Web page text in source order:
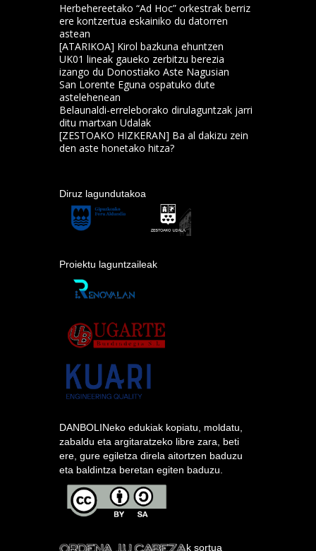
Herbehereetako “Ad Hoc” orkestrak berriz
ere kontzertua eskainiko du datorren
astean
[ATARIKOA] Kirol bazkuna ehuntzen
UK01 lineak gaueko zerbitzu berezia
izango du Donostiako Aste Nagusian
San Lorente Eguna ospatuko dute
astelehenean
Belaunaldi-erreleborako dirulaguntzak jarri
ditu martxan Udalak
[ZESTOAKO HIZKERAN] Ba al dakizu zein
den aste honetako hitza?
Diruz lagundutakoa
Proiektu laguntzaileak
DANBOLINeko edukiak kopiatu, moldatu,
zabaldu eta argitaratzeko libre zara, beti
ere, gure egiletza direla aitortzen baduzu
eta baldintza beretan egiten baduzu.
k sortua